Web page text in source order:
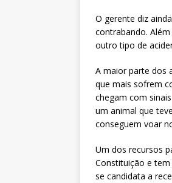
O gerente diz
contrabando.
outro tipo de
A maior parte dos
que mais sofrem
chegam com
um animal que
conseguem voar
Um dos recursos
Constituição e
se candidata a